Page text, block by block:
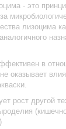
- это
лизоцима
в
оказывает
рост другой